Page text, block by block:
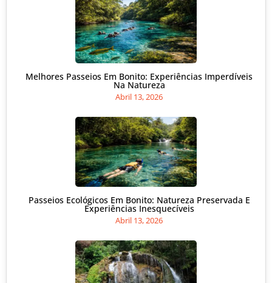
Melhores Passeios Em Bonito: Experiências Imperdíveis
Na Natureza
Abril 13, 2026
Passeios Ecológicos Em Bonito: Natureza Preservada E
Experiências Inesquecíveis
Abril 13, 2026